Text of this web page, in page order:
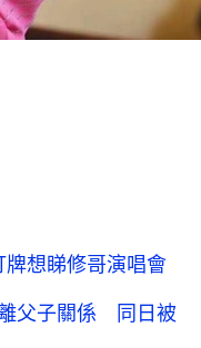
想睇修哥演唱會
父子關係 同日被